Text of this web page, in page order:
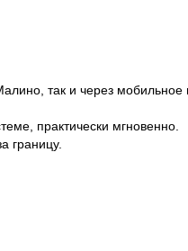
так и через
практически мгновенно.
границу.